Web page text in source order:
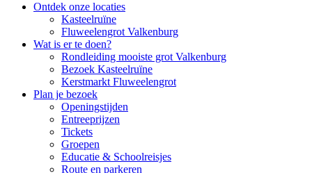
Ontdek onze locaties
Kasteelruïne
Fluweelengrot Valkenburg
Wat is er te doen?
Rondleiding mooiste grot Valkenburg
Bezoek Kasteelruïne
Kerstmarkt Fluweelengrot
Plan je bezoek
Openingstijden
Entreeprijzen
Tickets
Groepen
Educatie & Schoolreisjes
Route en parkeren